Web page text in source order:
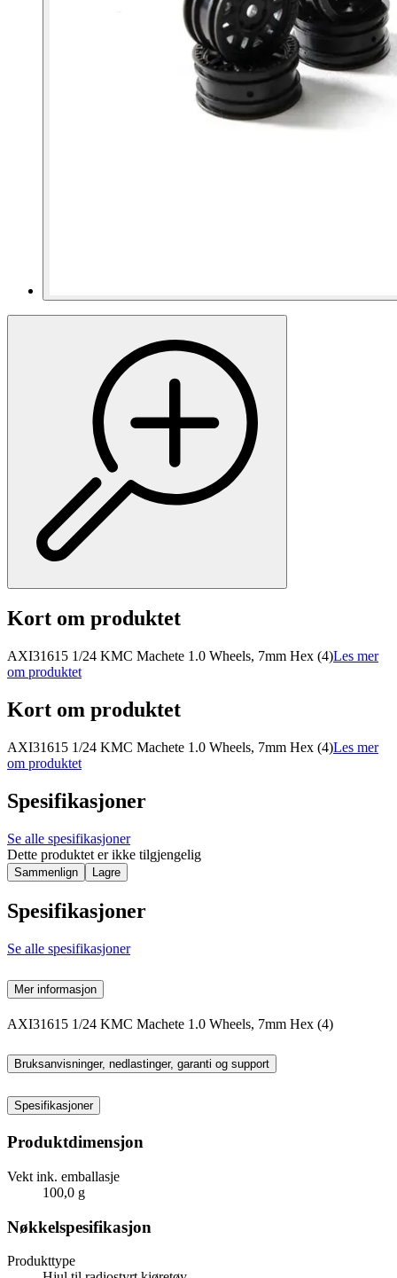
Kort om produktet
AXI31615 1/24 KMC Machete 1.0 Wheels, 7mm Hex (4)Les mer
om produktet
Kort om produktet
AXI31615 1/24 KMC Machete 1.0 Wheels, 7mm Hex (4)Les mer
om produktet
Spesifikasjoner
Se alle spesifikasjoner
Dette produktet er ikke tilgjengelig
Sammenlign Lagre
Spesifikasjoner
Se alle spesifikasjoner
Mer informasjon
AXI31615 1/24 KMC Machete 1.0 Wheels, 7mm Hex (4)
Bruksanvisninger, nedlastinger, garanti og support
Spesifikasjoner
Produktdimensjon
Vekt ink. emballasje
100,0 g
Nøkkelspesifikasjon
Produkttype